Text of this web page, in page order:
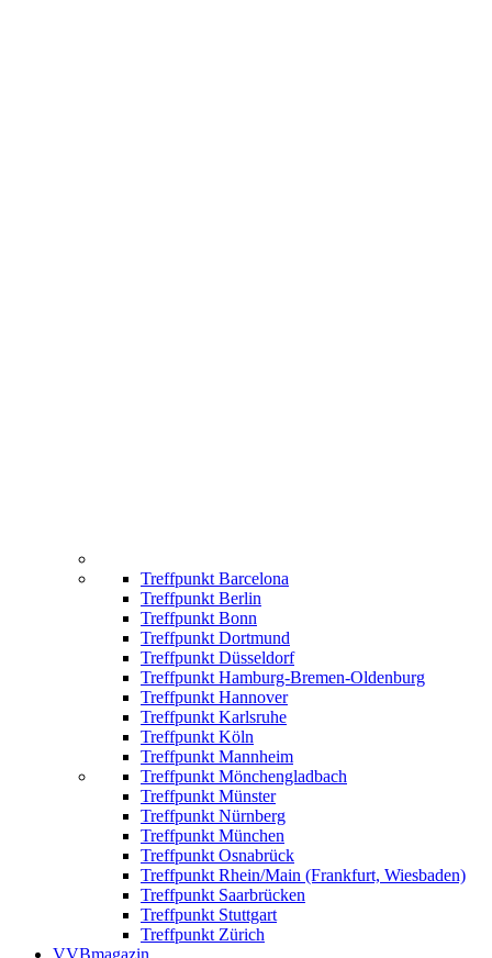
Treffpunkt Barcelona
Treffpunkt Berlin
Treffpunkt Bonn
Treffpunkt Dortmund
Treffpunkt Düsseldorf
Treffpunkt Hamburg-Bremen-Oldenburg
Treffpunkt Hannover
Treffpunkt Karlsruhe
Treffpunkt Köln
Treffpunkt Mannheim
Treffpunkt Mönchengladbach
Treffpunkt Münster
Treffpunkt Nürnberg
Treffpunkt München
Treffpunkt Osnabrück
Treffpunkt Rhein/Main (Frankfurt, Wiesbaden)
Treffpunkt Saarbrücken
Treffpunkt Stuttgart
Treffpunkt Zürich
VVBmagazin